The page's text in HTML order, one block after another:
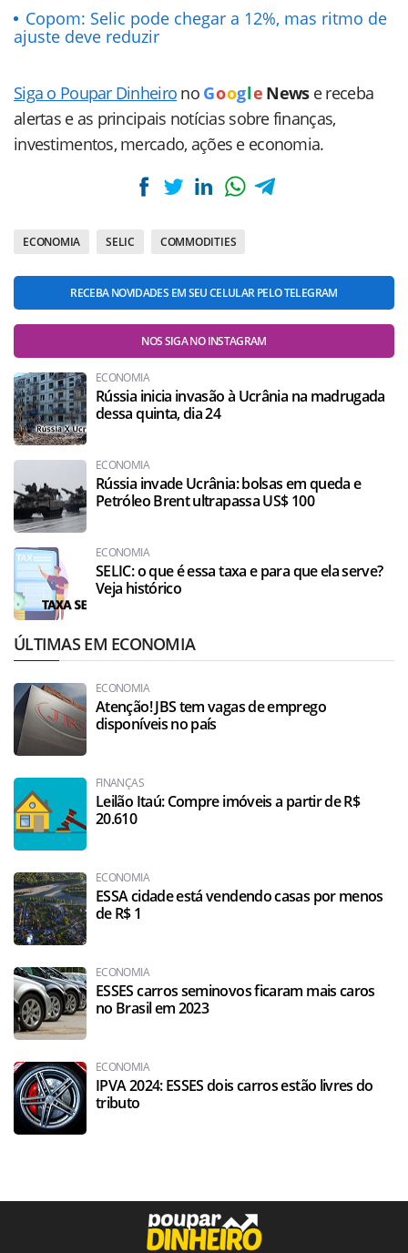
Copom: Selic pode chegar a 12%, mas ritmo de
ajuste deve reduzir
Siga o Poupar Dinheiro no Goog le News e receba
alertas e as principais notícias sobre finanças,
investimentos, mercado, ações e economia.
ECONOMIA SELIC COMMODITIES
RECEBA NOVIDADES EM SEU CELULAR PELO TELEGRAM
NOS SIGA NO INSTAGRAM
ECONOMIA
Rússia inicia invasão à Ucrânia na madrugada
dessa quinta, dia 24
ECONOMIA
Rússia invade Ucrânia: bolsas em queda e
Petróleo Brent ultrapassa US$ 100
ECONOMIA
SELIC: o que é essa taxa e para que ela serve?
Veja histórico
ÚLTIMAS EM ECONOMIA
ECONOMIA
Atenção! JBS tem vagas de emprego
disponíveis no país
FINANÇAS
Leilão Itaú: Compre imóveis a partir de R$
20.610
ECONOMIA
ESSA cidade está vendendo casas por menos
de R$ 1
ECONOMIA
ESSES carros seminovos ficaram mais caros
no Brasil em 2023
ECONOMIA
IPVA 2024: ESSES dois carros estão livres do
tributo